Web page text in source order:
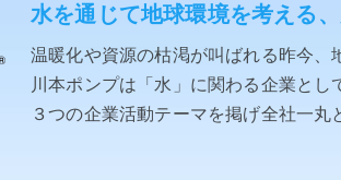
水を通じて地球環境を考える
温暖化や資源の枯渇が叫ばれる昨今
川本ポンプは「水」に関わる企業と
３つの企業活動テーマを掲げ全社一